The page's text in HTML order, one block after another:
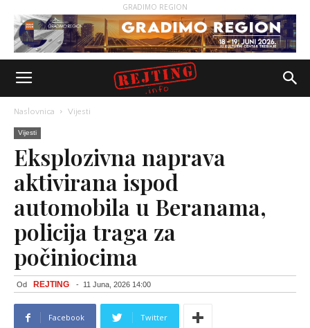
GRADIMO REGION
Naslovnica Vijesti
Vijesti
Eksplozivna naprava
aktivirana ispod
automobila u Beranama,
policija traga za
počiniocima
Od REJTING - 11 Juna, 2026 14:00
Facebook Twitter